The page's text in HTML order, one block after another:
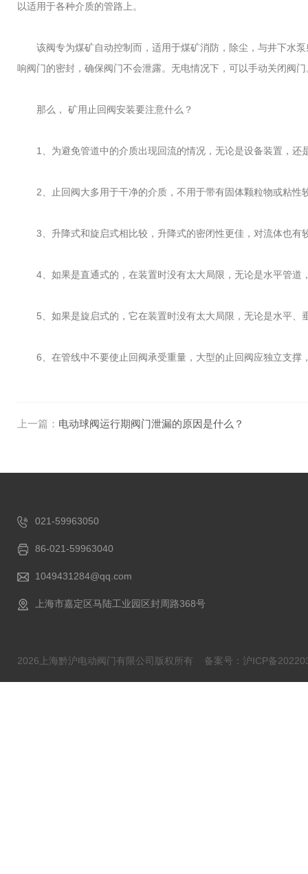
以适用于各种介质的管路上。
该阀专为煤矿自动控制而，适用于煤矿消防，除尘，与井下水泵
响阀门的密封，确保阀门不会泄露。无电情况下，可以手动关闭阀
那么， 矿用止回阀安装要注意什么？
1、为避免管道中的介质出现回流的情况，无论是设备装置，还
2、止回阀大多用于干净的介质，不用于带有固体颗粒物或粘性
3、升降式和旋启式相比较，升降式的密闭性更佳，对流体也有
4、如果是直通式的，在装置时没有太大局限，无论是水平管道
5、如果是旋启式的，它在装置时没有太大局限，无论是水平、
6、在管线中不要使止回阀承受重量，大型的止回阀应独立支撑
上一篇： 电动球阀运行期阀门泄漏的原因是什么？
021-59963050
86-021-59963040
1049431284@qq.com
上海市嘉定区马陆工业园区封周路368号
2026上海黔沪电动阀门有限公司版权所有 备案号：沪ICP备